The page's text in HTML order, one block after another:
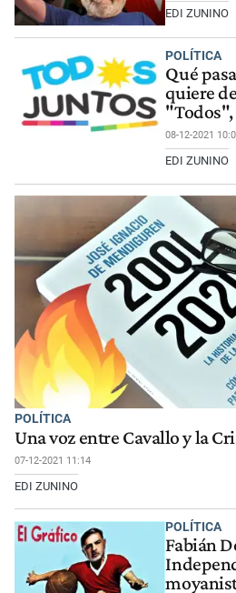
EDI ZUNINO
POLÍTICA
Qué
quiere
"Todos",
08-12-2021
EDI ZUNINO
POLÍTICA
Una voz entre Cavallo y la
07-12-2021 11:14
EDI ZUNINO
POLÍTICA
Fabián